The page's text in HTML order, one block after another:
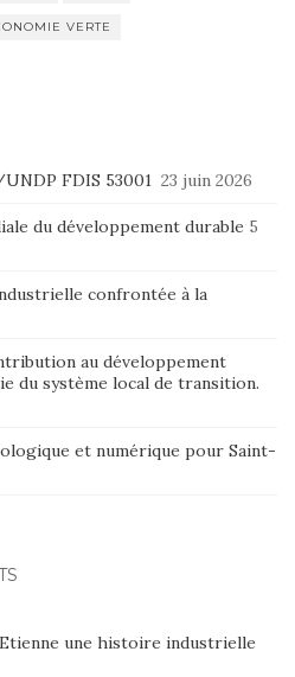
VERTE
UNDP FDIS 53001 23 juin 2026
du développement durable 5
confrontée à la
au développement
du système local de transition.
et numérique pour Saint-
une histoire industrielle